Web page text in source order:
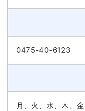
0475-40-6123
月、火、水、木、